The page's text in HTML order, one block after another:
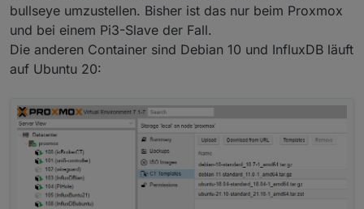
Dec
03 12:10:07 InfluxDBian influxd-systemd-
Dec
03 12 :10:08 InfluxDBian
influxd-systemd-
Dec
03 12 :10:10 InfluxDBian
influxd-systemd-
Dec 03 12 :10:11
Dec 03 12:10:13 InfluxDBian influxd-systemd-
~
bullseye umzustellen. Bisher ist das nur beim Proxmox
und bei einem Pi3-Slave der Fall.
Die anderen Container sind Debian 10 und InfluxDB läuft
auf Ubuntu 20: